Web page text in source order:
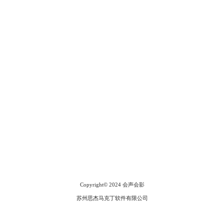
Copyright© 2024 会声会影
苏州思杰马克丁软件有限公司